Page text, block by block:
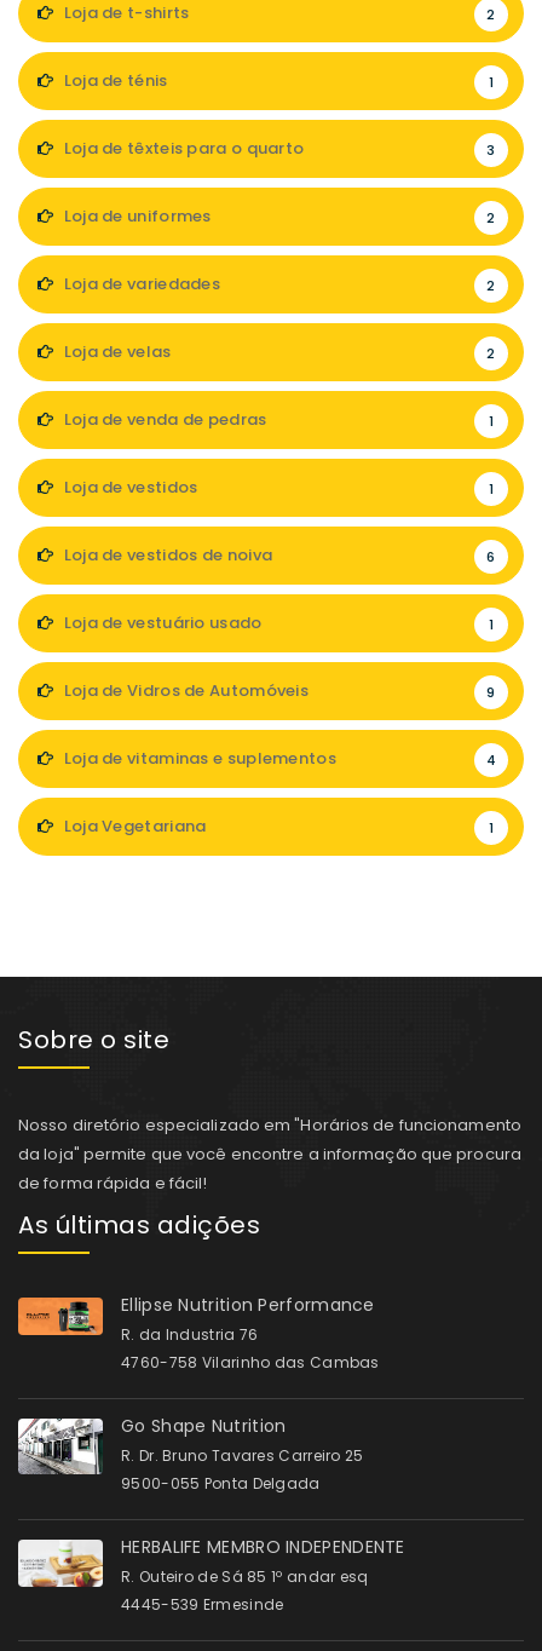
Loja de t-shirts 2
Loja de ténis 1
Loja de têxteis para o quarto 3
Loja de uniformes 2
Loja de variedades 2
Loja de velas 2
Loja de venda de pedras 1
Loja de vestidos 1
Loja de vestidos de noiva 6
Loja de vestuário usado 1
Loja de Vidros de Automóveis 9
Loja de vitaminas e suplementos 4
Loja Vegetariana 1
Sobre o site
Nosso diretório especializado em "Horários de funcionamento
da loja" permite que você encontre a informação que procura
de forma rápida e fácil!
As últimas adições
Ellipse Nutrition Performance
R. da Industria 76
4760-758 Vilarinho das Cambas
Go Shape Nutrition
R. Dr. Bruno Tavares Carreiro 25
9500-055 Ponta Delgada
HERBALIFE MEMBRO INDEPENDENTE
R. Outeiro de Sá 85 1º andar esq
4445-539 Ermesinde